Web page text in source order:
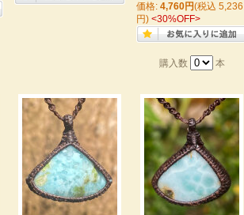
価格: 4,760円(税込 5,236
円) <30%OFF>
購入数 本